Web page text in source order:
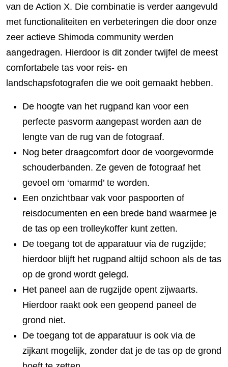
van de Action X. Die combinatie is verder aangevuld
met functionaliteiten en verbeteringen die door onze
zeer actieve Shimoda community werden
aangedragen. Hierdoor is dit zonder twijfel de meest
comfortabele tas voor reis- en
landschapsfotografen die we ooit gemaakt hebben.
De hoogte van het rugpand kan voor een
perfecte pasvorm aangepast worden aan de
lengte van de rug van de fotograaf.
Nog beter draagcomfort door de voorgevormde
schouderbanden. Ze geven de fotograaf het
gevoel om ‘omarmd’ te worden.
Een onzichtbaar vak voor paspoorten of
reisdocumenten en een brede band waarmee je
de tas op een trolleykoffer kunt zetten.
De toegang tot de apparatuur via de rugzijde;
hierdoor blijft het rugpand altijd schoon als de tas
op de grond wordt gelegd.
Het paneel aan de rugzijde opent zijwaarts.
Hierdoor raakt ook een geopend paneel de
grond niet.
De toegang tot de apparatuur is ook via de
zijkant mogelijk, zonder dat je de tas op de grond